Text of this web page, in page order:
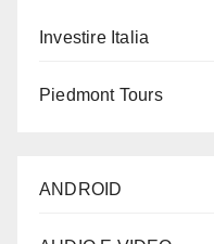
Investire Italia
Piedmont Tours
ANDROID